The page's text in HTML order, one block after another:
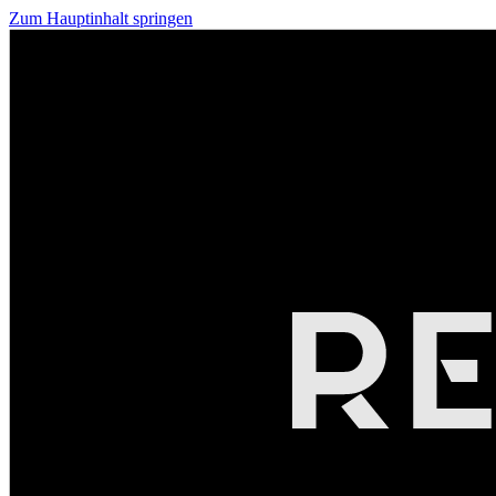
Zum Hauptinhalt springen